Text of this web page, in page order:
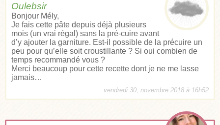
Oulebsir
Bonjour Mély,
Je fais cette pâte depuis déjà plusieurs
mois (un vrai régal) sans la pré-cuire avant
d’y ajouter la garniture. Est-il possible de la précuire un
peu pour qu’elle soit croustillante ? Si oui combien de
temps recommandé vous ?
Merci beaucoup pour cette recette dont je ne me lasse
jamais…
vendredi 30, novembre 2018 à 16h52